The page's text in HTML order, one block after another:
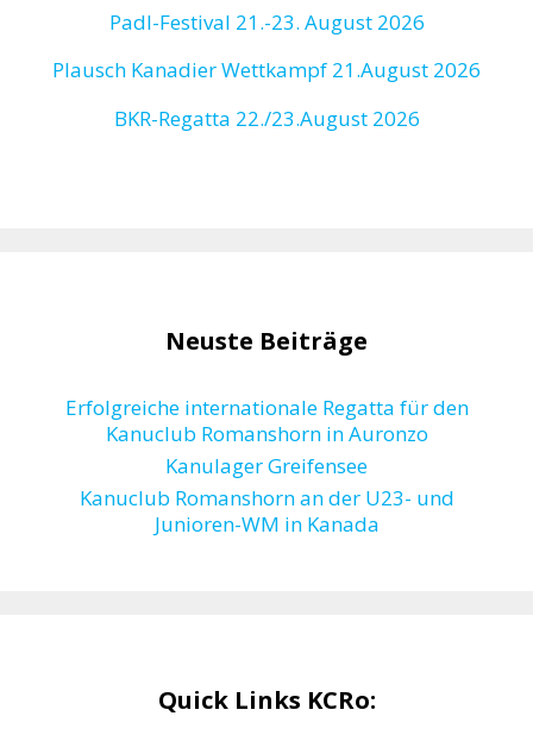
Padl-Festival 21.-23. August 2026
Plausch Kanadier Wettkampf 21.August 2026
BKR-Regatta 22./23.August 2026
Neuste Beiträge
Erfolgreiche internationale Regatta für den
Kanuclub Romanshorn in Auronzo
Kanulager Greifensee
Kanuclub Romanshorn an der U23- und
Junioren-WM in Kanada
Quick Links KCRo: